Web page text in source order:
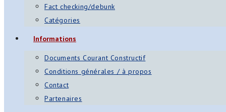
Fact checking/debunk
Catégories
Informations
Documents Courant Constructif
Conditions générales / à propos
Contact
Partenaires